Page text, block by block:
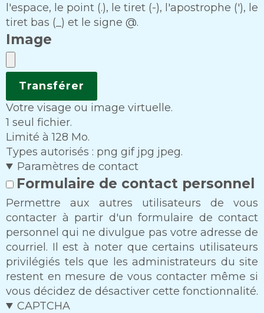
l'espace, le point (.), le tiret (-), l'apostrophe ('), le
tiret bas (_) et le signe @.
Image
Votre visage ou image virtuelle.
1 seul fichier.
Limité à 128 Mo.
Types autorisés : png gif jpg jpeg.
Paramètres de contact
Formulaire de contact personnel
Permettre aux autres utilisateurs de vous
contacter à partir d'un formulaire de contact
personnel qui ne divulgue pas votre adresse de
courriel. Il est à noter que certains utilisateurs
privilégiés tels que les administrateurs du site
restent en mesure de vous contacter même si
vous décidez de désactiver cette fonctionnalité.
CAPTCHA